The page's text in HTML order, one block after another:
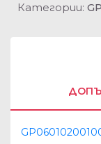
Категории: